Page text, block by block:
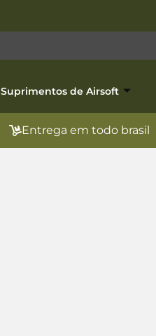
Suprimentos de Airsoft
Entrega em todo brasil